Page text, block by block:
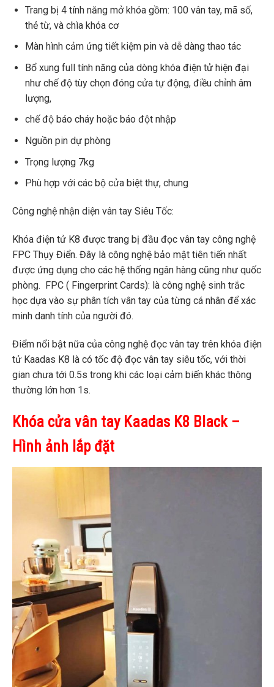
Trang bị 4 tính năng mở khóa gồm: 100 vân tay, mã số,
thẻ từ, và chìa khóa cơ
Màn hình cảm ứng tiết kiệm pin và dễ dàng thao tác
Bổ xung full tính năng của dòng khóa điện tử hiện đại
như chế độ tùy chọn đóng cửa tự động, điều chỉnh âm
lượng,
chế độ báo cháy hoặc báo đột nhập
Nguồn pin dự phòng
Trọng lượng 7kg
Phù hợp với các bộ cửa biệt thự, chung
Công nghệ nhận diện vân tay Siêu Tốc:
Khóa điện tử K8 được trang bị đầu đọc vân tay công nghệ
FPC Thụy Điển. Đây là công nghệ bảo mật tiên tiến nhất
được ứng dụng cho các hệ thống ngân hàng cũng như quốc
phòng. FPC ( Fingerprint Cards): là công nghệ sinh trắc
học dựa vào sự phân tích vân tay của từng cá nhân để xác
minh danh tính của người đó.
Điểm nổi bật nữa của công nghệ đọc vân tay trên khóa điện
tử Kaadas K8 là có tốc độ đọc vân tay siêu tốc, với thời
gian chưa tới 0.5s trong khi các loại cảm biến khác thông
thường lớn hơn 1s.
Khóa cửa vân tay Kaadas K8 Black –
Hình ảnh lắp đặt